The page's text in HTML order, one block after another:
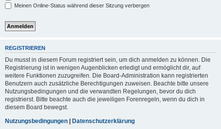
Meinen Online-Status während dieser Sitzung verbergen
REGISTRIEREN
Du musst in diesem Forum registriert sein, um dich anmelden zu können. Die
Registrierung ist in wenigen Augenblicken erledigt und ermöglicht dir, auf
weitere Funktionen zuzugreifen. Die Board-Administration kann registrierten
Benutzern auch zusätzliche Berechtigungen zuweisen. Beachte bitte unsere
Nutzungsbedingungen und die verwandten Regelungen, bevor du dich
registrierst. Bitte beachte auch die jeweiligen Forenregeln, wenn du dich in
diesem Board bewegst.
Nutzungsbedingungen | Datenschutzerklärung